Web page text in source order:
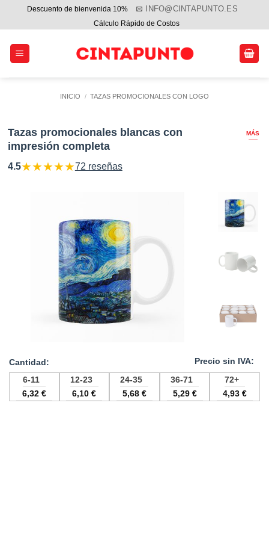
Descuento de bienvenida 10% INFO@CINTAPUNTO.ES
Cálculo Rápido de Costos
INICIO / TAZAS PROMOCIONALES CON LOGO
Tazas promocionales blancas con
impresión completa
4.5★★★★★72 reseñas
MÁS
6-11
6,32 €
12-23
6,10€
24-35
5,68 €
36-71
5,29 €
72+
4,93€